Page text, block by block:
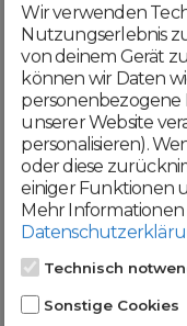
Mit deiner
dass du die
Werde
Wir verwenden
Nutzungserlebnis
von deinem Gerät
können wir Daten
personenbezogene
unserer Website
personalisieren).
oder diese
einiger Funktionen
Mehr
Technisch
Sonstige Cookies